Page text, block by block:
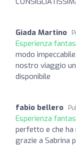
Giada Martino
Esperienza
modo
nostro viaggio
disponibile
fabio bellero
Esperienza
perfetto e che
grazie a Sabrina